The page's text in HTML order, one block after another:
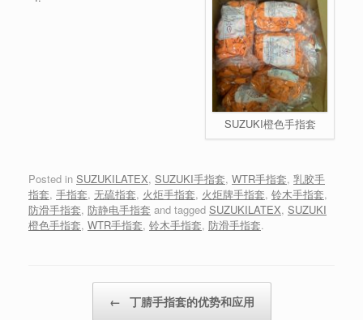
SUZUKI橙色手指套
Posted in SUZUKILATEX, SUZUKI手指套, WTR手指套, 乳胶手
指套, 手指套, 无硫指套, 火炬手指套, 火炬牌手指套, 铃木手指套,
防滑手指套, 防静电手指套 and tagged SUZUKILATEX, SUZUKI
橙色手指套, WTR手指套, 铃木手指套, 防滑手指套.
← 丁腈手指套的优势和应用